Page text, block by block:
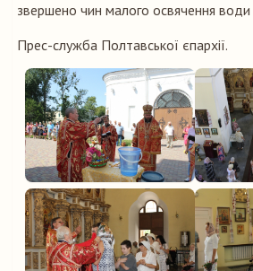
звершено чин малого освячення води
Прес-служба Полтавської єпархії.